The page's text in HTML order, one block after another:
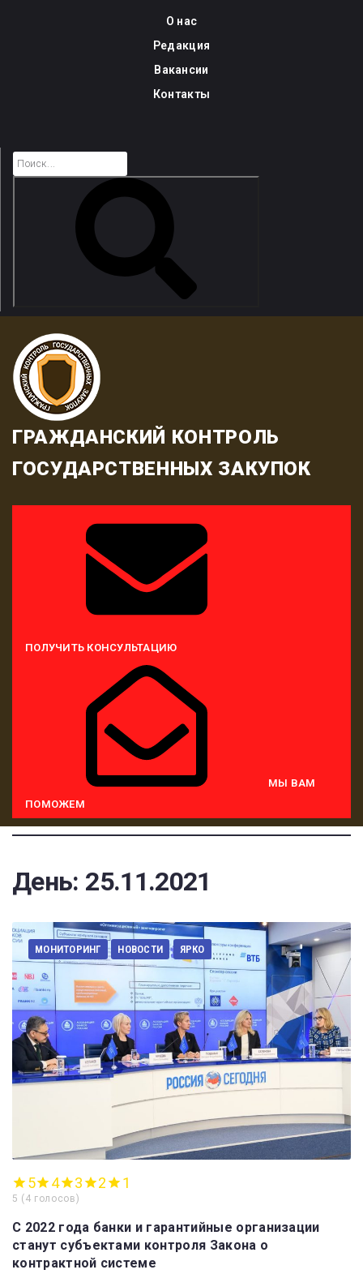
О нас
Редакция
Вакансии
Контакты
ГРАЖДАНСКИЙ КОНТРОЛЬ
ГОСУДАРСТВЕННЫХ ЗАКУПОК
ПОЛУЧИТЬ КОНСУЛЬТАЦИЮ
МЫ ВАМ
ПОМОЖЕМ
День: 25.11.2021
МОНИТОРИНГ НОВОСТИ ЯРКО
5 4 3 2 1
5 ( 4 голосов )
С 2022 года банки и гарантийные организации
станут субъектами контроля Закона о
контрактной системе